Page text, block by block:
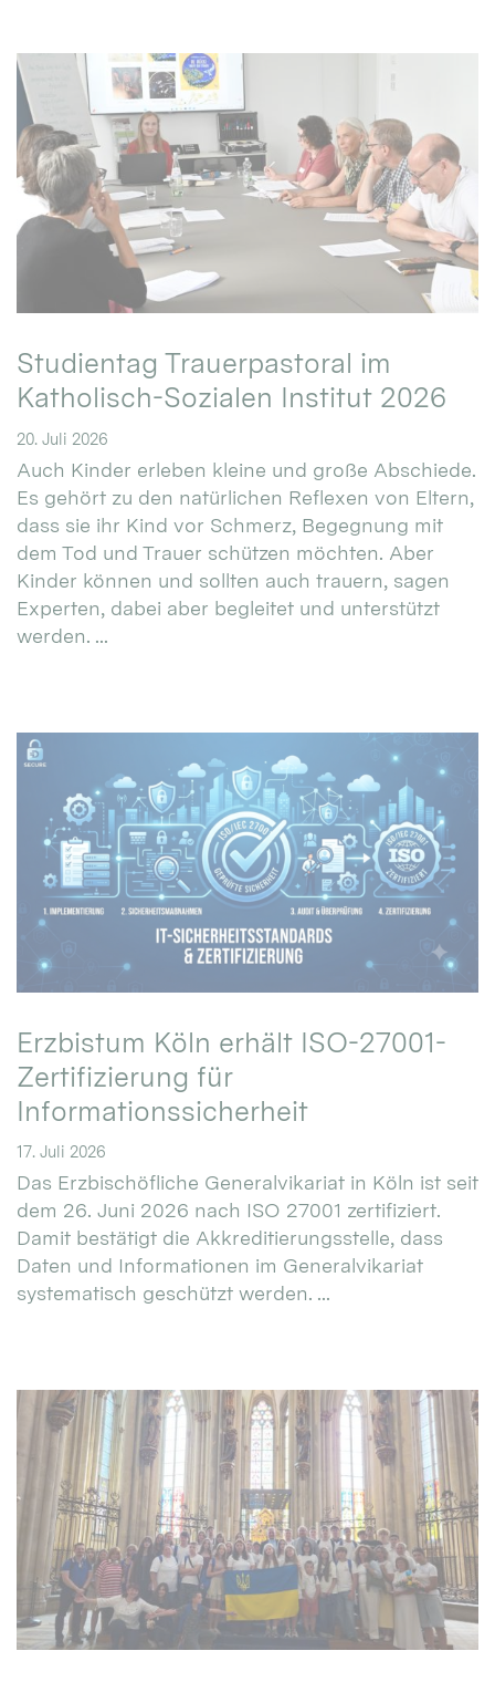
Studientag Trauerpastoral im
Katholisch-Sozialen Institut 2026
20. Juli 2026
Auch Kinder erleben kleine und große Abschiede.
Es gehört zu den natürlichen Reflexen von Eltern,
dass sie ihr Kind vor Schmerz, Begegnung mit
dem Tod und Trauer schützen möchten. Aber
Kinder können und sollten auch trauern, sagen
Experten, dabei aber begleitet und unterstützt
werden. ...
Erzbistum Köln erhält ISO-27001-
Zertifizierung für
Informationssicherheit
17. Juli 2026
Das Erzbischöfliche Generalvikariat in Köln ist seit
dem 26. Juni 2026 nach ISO 27001 zertifiziert.
Damit bestätigt die Akkreditierungsstelle, dass
Daten und Informationen im Generalvikariat
systematisch geschützt werden. ...